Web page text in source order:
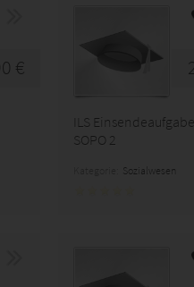
€
ILS Einsendeaufgabe
SOPO 2
Sozialwesen